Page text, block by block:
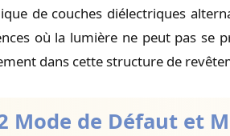
de couches diélectriques
où la lumière ne peut pas se
dans cette structure de
Mode de Défaut et